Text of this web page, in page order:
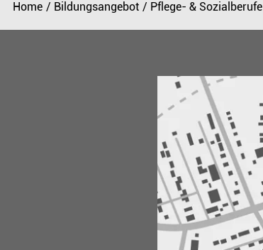
Home Bildungsangebot Pflege- & Sozialberufe